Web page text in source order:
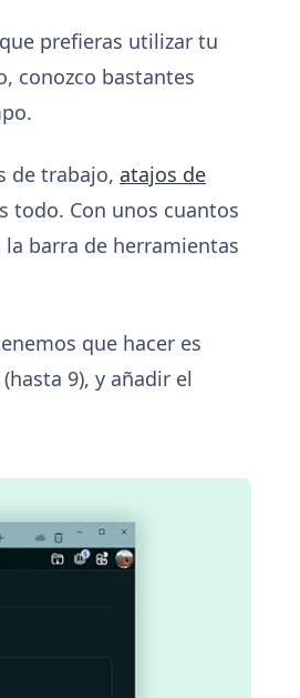
prefieras utilizar tu
conozco bastantes
de trabajo, atajos de
todo. Con unos cuantos
barra de herramientas
que hacer es
9), y añadir el